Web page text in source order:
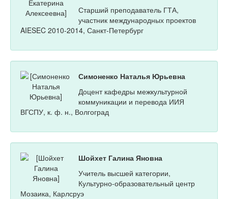
Старший преподаватель ГТА,
участник международных проектов
AIESEC 2010-2014, Санкт-Петербург
Симоненко Наталья Юрьевна
Доцент кафедры межкультурной
коммуникации и перевода ИИЯ
ВГСПУ, к. ф. н., Волгоград
Шойхет Галина Яновна
Учитель высшей категории,
Культурно-образовательный центр
Мозаика, Карлсруэ